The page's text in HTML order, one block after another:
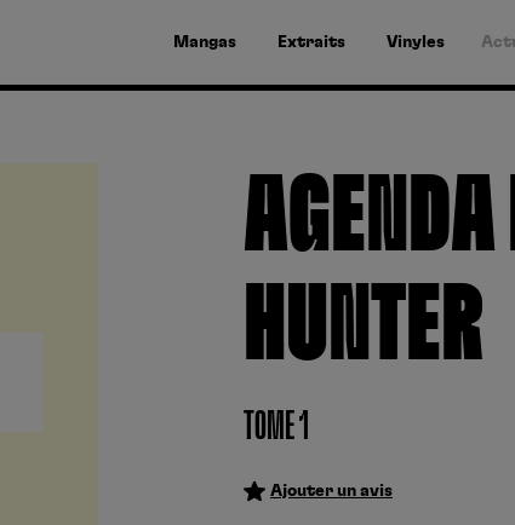
Mangas Extraits Vinyles
HUNTER
TOME 1
Ajouter un avis